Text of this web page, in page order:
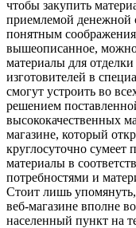
чтобы закупить
приемлемой денежной
понятным
вышеописанное, можно
материалы для
изготовителей в
смогут устроить во
решением
высококачественных
магазине, который
круглосуточно сумеет
материалы в
потребностями и
Стоит лишь упомянуть,
веб-магазине вполне
населенный пункт на